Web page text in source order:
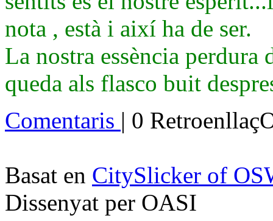
nota , està i així ha de ser.
La nostra essència
queda als flasco buit
Comentaris | 0
Basat en CitySlicker of
Dissenyat per OASI